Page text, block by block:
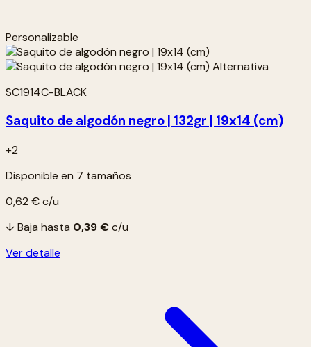
Personalizable
SC1914C-BLACK
Saquito de algodón negro | 132gr | 19x14 (cm)
+2
Disponible en 7 tamaños
0,62 €c/u
↓ Baja hasta 0,39 €c/u
Ver detalle